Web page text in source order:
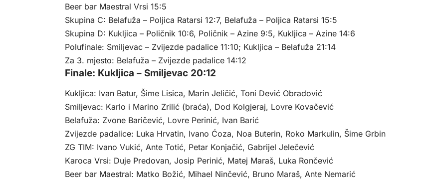
Beer bar Maestral Vrsi 15:5
Skupina C: Belafuža – Poljica Ratarsi 12:7, Belafuža – Poljica Ratarsi 15:5
Skupina D: Kukljica – Poličnik 10:6, Poličnik – Azine 9:5, Kukljica – Azine 14:6
Polufinale: Smiljevac – Zvijezde padalice 11:10; Kukljica – Belafuža 21:14
Za 3. mjesto: Belafuža – Zvijezde padalice 14:12
Finale: Kukljica – Smiljevac 20:12
Kukljica: Ivan Batur, Šime Lisica, Marin Jeličić, Toni Dević Obradović
Smiljevac: Karlo i Marino Zrilić (braća), Dod Kolgjeraj, Lovre Kovačević
Belafuža: Zvone Baričević, Lovre Perinić, Ivan Barić
Zvijezde padalice: Luka Hrvatin, Ivano Ćoza, Noa Buterin, Roko Markulin, Šime Grbin
ZG TIM: Ivano Vukić, Ante Totić, Petar Konjačić, Gabrijel Jelečević
Karoca Vrsi: Duje Predovan, Josip Perinić, Matej Maraš, Luka Rončević
Beer bar Maestral: Matko Božić, Mihael Ninčević, Bruno Maraš, Ante Nemarić